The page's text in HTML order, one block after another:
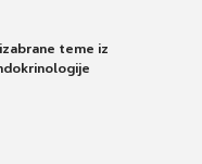
teme iz